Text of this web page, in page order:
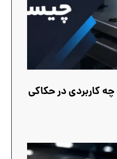
کاربردی در حکاکی